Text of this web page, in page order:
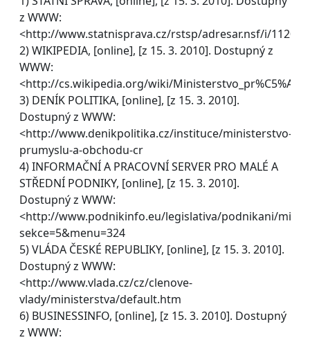
z WWW:
<http://www.statnisprava.cz/rstsp/adresar.nsf/i/11205
2) WIKIPEDIA, [online], [z 15. 3. 2010]. Dostupný z
WWW:
<http://cs.wikipedia.org/wiki/
3) DENÍK POLITIKA, [online], [z 15. 3. 2010].
Dostupný z WWW:
<http://www.denikpolitika.cz/instituce/ministerstvo-
prumyslu-a-obchodu-cr
4) INFORMAČNÍ A PRACOVNÍ SERVER PRO MALÉ A
STŘEDNÍ PODNIKY, [online], [z 15. 3. 2010].
Dostupný z WWW:
<http://www.podnikinfo.eu/legislativa/podnikani/
sekce=5&menu=324
5) VLÁDA ČESKÉ REPUBLIKY, [online], [z 15. 3. 2010].
Dostupný z WWW:
<http://www.vlada.cz/cz/clenove-
vlady/ministerstva/default.htm
6) BUSINESSINFO, [online], [z 15. 3. 2010]. Dostupný
z WWW: